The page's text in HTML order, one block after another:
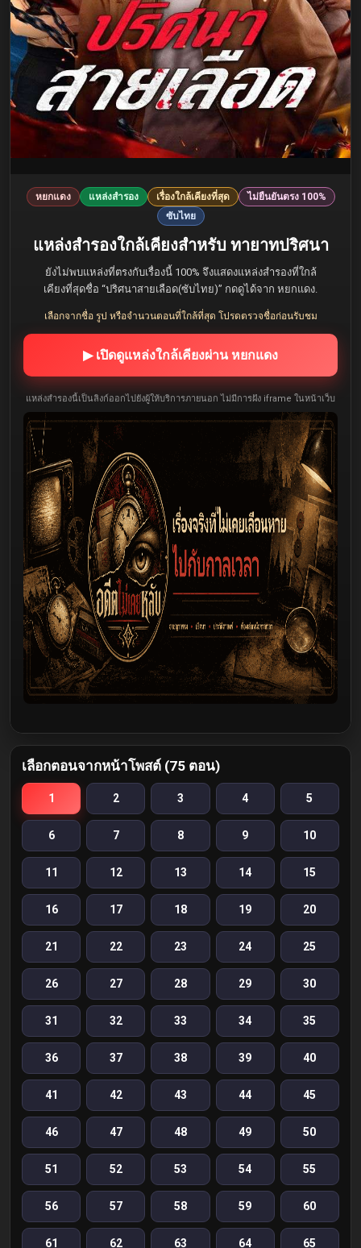
หยกแดง แหล่งสำรอง เรื่องใกล้เคียงที่สุด
ไม่ยืนยันตรง 100%
ซับไทย
แหล่งสำรองใกล้เคียงสำหรับ ทายาทปริศนา
ยังไม่พบแหล่งที่ตรงกับเรื่องนี้ 100% จึงแสดงแหล่งสำรองที่ใกล้
เคียงที่สุดชื่อ “ปริศนาสายเลือด(ซับไทย)” กดดูได้จาก หยกแดง.
เลือกจากชื่อ รูป หรือจำนวนตอนที่ใกล้ที่สุด โปรดตรวจชื่อก่อนรับชม
▶ เปิดดูแหล่งใกล้เคียงผ่าน หยกแดง
แหล่งสำรองนี้เป็นลิงก์ออกไปยังผู้ให้บริการภายนอก ไม่มีการฝัง iframe ในหน้าเว็บ
เลือกตอนจากหน้าโพสต์ (75 ตอน)
1 2 3 4 5
6 7 8 9 10
11 12 13 14 15
16 17 18 19 20
21 22 23 24 25
26 27 28 29 30
31 32 33 34 35
36 37 38 39 40
41 42 43 44 45
46 47 48 49 50
51 52 53 54 55
56 57 58 59 60
61 62 63 64 65